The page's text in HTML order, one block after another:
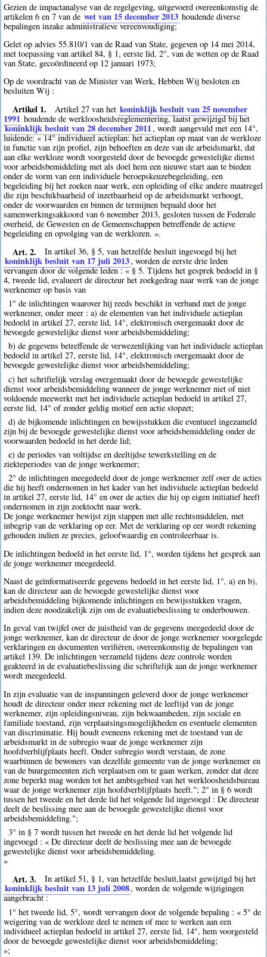
Gezien de impactanalyse van de regelgeving, uitgevoerd overeenkomstig de
artikelen 6 en 7 van de wet van 15 december 2013 houdende diverse
bepalingen inzake administratieve vereenvoudiging;
Gelet op advies 55.810/1 van de Raad van State, gegeven op 14 mei 2014,
met toepassing van artikel 84, § 1, eerste lid, 2°, van de wetten op de Raad
van State, gecoördineerd op 12 januari 1973;
Op de voordracht van de Minister van Werk, Hebben Wij besloten en
besluiten Wij :
Artikel 1. Artikel 27 van het koninklijk besluit van 25 november
1991 houdende de werkloosheidsreglementering, laatst gewijzigd bij het
koninklijk besluit van 28 december 2011, wordt aangevuld met een 14°,
luidende: « 14° individueel actieplan: het actieplan op maat van de werkloze
in functie van zijn profiel, zijn behoeften en deze van de arbeidsmarkt, dat
aan elke werkloze wordt voorgesteld door de bevoegde gewestelijke dienst
voor arbeidsbemiddeling met als doel hem een nieuwe start aan te bieden
onder de vorm van een individuele beroepskeuzebegeleiding, een
begeleiding bij het zoeken naar werk, een opleiding of elke andere maatregel
die zijn beschikbaarheid of inzetbaarheid op de arbeidsmarkt verhoogt,
onder de voorwaarden en binnen de termijnen bepaald door het
samenwerkingsakkoord van 6 november 2013, gesloten tussen de Federale
overheid, de Gewesten en de Gemeenschappen betreffende de actieve
begeleiding en opvolging van de werklozen. ».
Art. 2. In artikel 36, § 5, van hetzelfde besluit ingevoegd bij het
koninklijk besluit van 17 juli 2013, worden de eerste drie leden
vervangen door de volgende leden : « § 5. Tijdens het gesprek bedoeld in §
4, tweede lid, evalueert de directeur het zoekgedrag naar werk van de jonge
werknemer op basis van
1° de inlichtingen waarover hij reeds beschikt in verband met de jonge
werknemer, onder meer : a) de elementen van het individuele actieplan
bedoeld in artikel 27, eerste lid, 14°, elektronisch overgemaakt door de
bevoegde gewestelijke dienst voor arbeidsbemiddeling;
b) de gegevens betreffende de verwezenlijking van het individuele actieplan
bedoeld in artikel 27, eerste lid, 14°, elektronisch overgemaakt door de
bevoegde gewestelijke dienst voor arbeidsbemiddeling;
c) het schriftelijk verslag overgemaakt door de bevoegde gewestelijke
dienst voor arbeidsbemiddeling wanneer de jonge werknemer niet of niet
voldoende meewerkt met het individuele actieplan bedoeld in artikel 27,
eerste lid, 14° of zonder geldig motief een actie stopzet;
d) de bijkomende inlichtingen en bewijsstukken die eventueel ingezameld
zijn bij de bevoegde gewestelijke dienst voor arbeidsbemiddeling onder de
voorwaarden bedoeld in het derde lid;
e) de periodes van voltijdse en deeltijdse tewerkstelling en de
ziekteperiodes van de jonge werknemer;
2° de inlichtingen meegedeeld door de jonge werknemer zelf over de acties
die hij heeft ondernomen in het kader van het individuele actieplan bedoeld
in artikel 27, eerste lid, 14° en over de acties die hij op eigen initiatief heeft
ondernomen in zijn zoektocht naar werk.
De jonge werknemer bewijst zijn stappen met alle rechtsmiddelen, met
inbegrip van de verklaring op eer. Met de verklaring op eer wordt rekening
gehouden indien ze precies, geloofwaardig en controleerbaar is.
De inlichtingen bedoeld in het eerste lid, 1°, worden tijdens het gesprek aan
de jonge werknemer meegedeeld.
Naast de geïnformatiseerde gegevens bedoeld in het eerste lid, 1°, a) en b),
kan de directeur aan de bevoegde gewestelijke dienst voor
arbeidsbemiddeling bijkomende inlichtingen en bewijsstukken vragen,
indien deze noodzakelijk zijn om de evaluatiebeslissing te onderbouwen.
In geval van twijfel over de juistheid van de gegevens meegedeeld door de
jonge werknemer, kan de directeur de door de jonge werknemer voorgelegde
verklaringen en documenten verifiëren, overeenkomstig de bepalingen van
artikel 139. De inlichtingen verzameld tijdens deze controle worden
geakteerd in de evaluatiebeslissing die schriftelijk aan de jonge werknemer
wordt meegedeeld.
In zijn evaluatie van de inspanningen geleverd door de jonge werknemer
houdt de directeur onder meer rekening met de leeftijd van de jonge
werknemer, zijn opleidingsniveau, zijn bekwaamheden, zijn sociale en
familiale toestand, zijn verplaatsingsmogelijkheden en eventuele elementen
van discriminatie. Hij houdt eveneens rekening met de toestand van de
arbeidsmarkt in de subregio waar de jonge werknemer zijn
hoofdverblijfplaats heeft. Onder subregio wordt verstaan, de zone
waarbinnen de bewoners van dezelfde gemeente van de jonge werknemer en
van de buurgemeenten zich verplaatsen om te gaan werken, zonder dat deze
zone beperkt mag worden tot het ambtsgebied van het werkloosheidsbureau
waar de jonge werknemer zijn hoofdverblijfplaats heeft."; 2° in § 6 wordt
tussen het tweede en het derde lid het volgende lid ingevoegd : De directeur
deelt de beslissing mee aan de bevoegde gewestelijke dienst voor
arbeidsbemiddeling.";
3° in § 7 wordt tussen het tweede en het derde lid het volgende lid
ingevoegd : « De directeur deelt de beslissing mee aan de bevoegde
gewestelijke dienst voor arbeidsbemiddeling.
»
Art. 3. In artikel 51, § 1, van hetzelfde besluit,laatst gewijzigd bij het
koninklijk besluit van 13 juli 2008, worden de volgende wijzigingen
aangebracht :
1° het tweede lid, 5°, wordt vervangen door de volgende bepaling : « 5° de
weigering van de werkloze deel te nemen of mee te werken aan een
individueel actieplan bedoeld in artikel 27, eerste lid, 14°, hem voorgesteld
door de bevoegde gewestelijke dienst voor arbeidsbemiddeling;
»;